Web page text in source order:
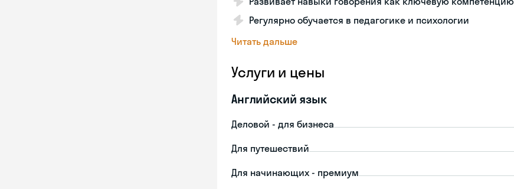
Регулярно обучается в педагогике и психологии
Читать дальше
Услуги и цены
Английский язык
Деловой - для бизнеса
Для путешествий
Для начинающих - премиум